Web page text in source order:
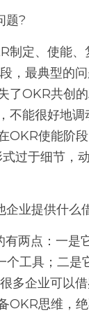
题?
，最典型的
了OKR共创
能很好地调
OKR使能阶
过于细节，
企业提供什么
工具；二是
多企业可以
OKR思维，